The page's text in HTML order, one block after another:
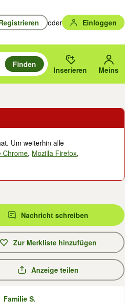
oder Einloggen
und mit Eingabetaste
zu suchen, oder Vorschläge mit
gewählten Orts oder PLZ.
Finden
Inserieren Meins
Um weiterhin alle
Chrome, Mozilla Firefox,
Nachricht schreiben
Zur Merkliste hinzufügen
Anzeige teilen
Familie S.